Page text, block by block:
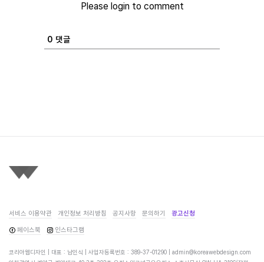
Please login to comment
0 댓글
서비스 이용약관 개인정보 처리방침 공지사항 문의하기 광고신청
페이스북 인스타그램
코리아웹디자인 | 대표 : 남인식 | 사업자등록번호 : 389-37-01290 | admin@koreawebdesign.com